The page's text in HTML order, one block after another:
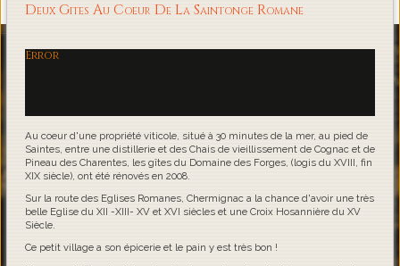
Loading...
Deux Gites Au Coeur De La Saintonge Romane
Error
Au coeur d'une propriété viticole, situé à 30 minutes de la mer, au pied de
Saintes, entre une distillerie et des Chais de vieillissement de Cognac et de
Pineau des Charentes, les gîtes du Domaine des Forges, (logis du XVIII, fin
XIX siècle), ont été rénovés en 2008.
Sur la route des Eglises Romanes, Chermignac a la chance d'avoir une très
belle Eglise du XII -XIII- XV et XVI siècles et une Croix Hosannière du XV
Siècle.
Ce petit village a son épicerie et le pain y est très bon !